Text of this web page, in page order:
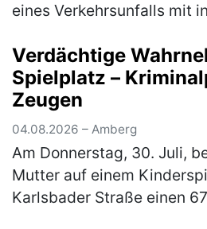
eines Verkehrsunfalls mit
Montagabend gegen
(mehr)
Verdächtige
Spielplatz –
Zeugen
04.08.2026 – Amberg
Am Donnerstag, 30. Juli,
Mutter auf einem
Karlsbader Straße einen